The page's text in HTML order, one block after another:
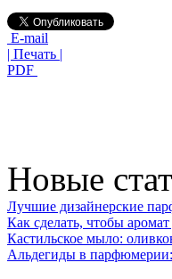
E-mail
| Печать |
PDF
Новые
Лучшие дизайнерские
Как сделать, чтобы
Кастильское мыло:
Альдегиды в парфюмерии: